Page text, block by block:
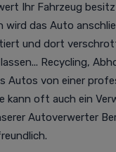
Ihr Fahrzeug
wird das Auto
und dort
Recycling,
Autos von einer
kann oft auch ein
Autoverwerter